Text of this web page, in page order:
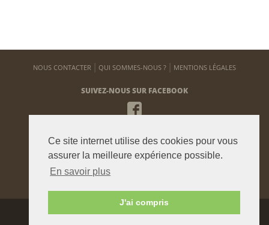
Ce site internet utilise des cookies pour vous
assurer la meilleure expérience possible.
En savoir plus
J'ai compris
NOUS CONTACTER QUI SOMMES-NOUS ? MENTIONS LÉGALES
SUIVEZ-NOUS SUR FACEBOOK
NEWSLETTER
Pour vous tenir informé de notre actualité
Agence graphique:Westango